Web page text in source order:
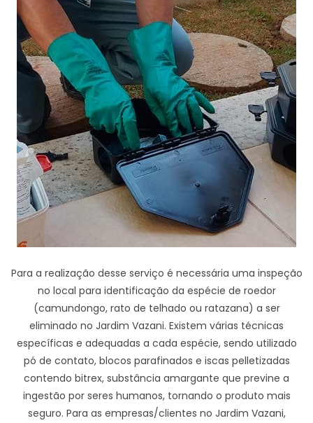
Para a realização desse serviço é necessária uma inspeção
no local para identificação da espécie de roedor
(camundongo, rato de telhado ou ratazana) a ser
eliminado no Jardim Vazani. Existem várias técnicas
específicas e adequadas a cada espécie, sendo utilizado
pó de contato, blocos parafinados e iscas pelletizadas
contendo bitrex, substância amargante que previne a
ingestão por seres humanos, tornando o produto mais
seguro. Para as empresas/clientes no Jardim Vazani,